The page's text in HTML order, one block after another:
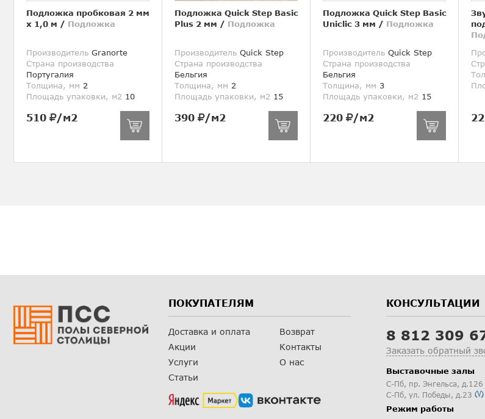
Подложка пробковая 2 мм
х 1,0 м / Подложка
Производитель Granorte
Страна производства
Португалия
Толщина, мм 2
Площадь упаковки, м2 10
510 /м2
Подложка Quick Step Basic
Plus 2 мм / Подложка
Производитель Quick Step
Страна производства
Бельгия
Толщина, мм 2
Площадь упаковки, м2 15
390 /м2
Подложка Quick Step Basic
Uniclic 3 мм / Подложка
Производитель Quick Step
Страна производства
Бельгия
Толщина, мм 3
Площадь упаковки, м2 15
220 /м2
ПОКУПАТЕЛЯМ
Доставка и оплата
Акции
Услуги
Статьи
Возврат
Контакты
О нас
КОНСУЛЬТАЦИИ
8 812 309
Заказать обратный
Выставочные залы
С-Пб, пр. Энгельса, д.126
С-Пб, ул. Победы, д.23
Режим работы